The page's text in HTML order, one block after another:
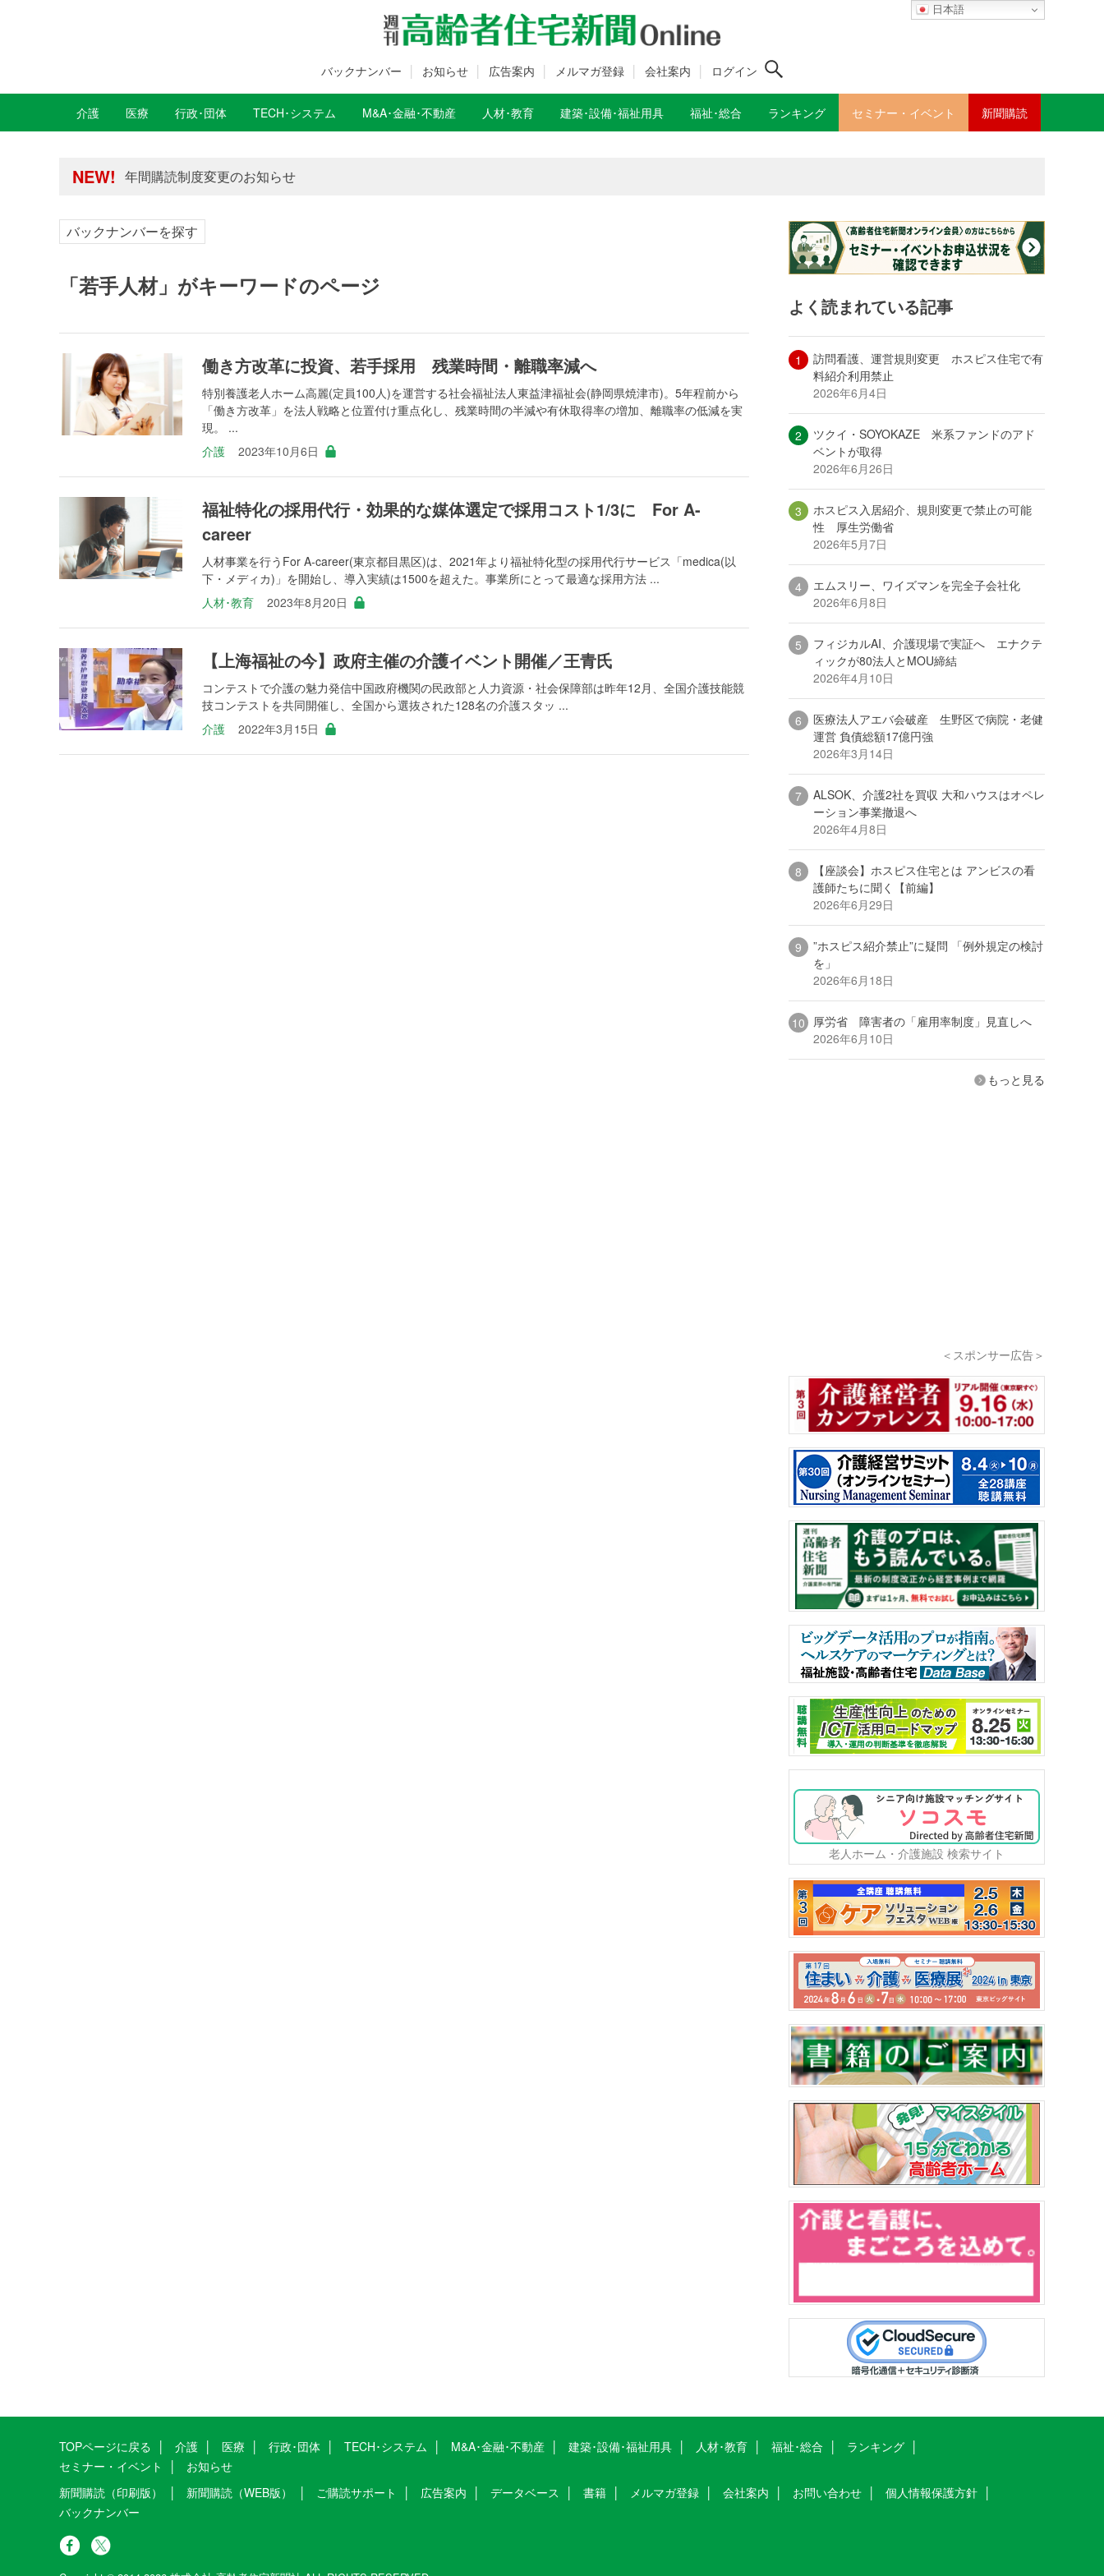
日本語
バックナンバー お知らせ 広告案内 メルマガ登録 会社案内 ログイン
介護 医療 行政･団体 TECH･システム M&A･金融･不動産 人材･教育 建築･設備･福祉用具 福祉･総合 ランキング セミナー・イベント 新聞購読
NEW!
年間購読制度変更のお知らせ
年間購読制度変更のお知らせ
バックナンバーを探す
「若手人材」がキーワードのページ
働き方改革に投資、若手採用 残業時間・離職率減へ
特別養護老人ホーム高麗(定員100人)を運営する社会福祉法人東益津福祉会(静岡県焼津市)。5年程前から
「働き方改革」を法人戦略と位置付け重点化し、残業時間の半減や有休取得率の増加、離職率の低減を実
現。 ...
介護
2023年10月6日
福祉特化の採用代行・効果的な媒体選定で採用コスト1/3に For A-
career
人材事業を行うFor A‐career(東京都目黒区)は、2021年より福祉特化型の採用代行サービス「medica(以
下・メディカ)」を開始し、導入実績は1500を超えた。事業所にとって最適な採用方法 ...
人材･教育
2023年8月20日
【上海福祉の今】政府主催の介護イベント開催／王青氏
コンテストで介護の魅力発信中国政府機関の民政部と人力資源・社会保障部は昨年12月、全国介護技能競
技コンテストを共同開催し、全国から選抜された128名の介護スタッ ...
介護
2022年3月15日
よく読まれている記事
訪問看護、運営規則変更 ホスピス住宅で有
料紹介利用禁止
2026年6月4日
ツクイ・SOYOKAZE 米系ファンドのアド
ベントが取得
2026年6月26日
ホスピス入居紹介、規則変更で禁止の可能
性 厚生労働省
2026年5月7日
エムスリー、ワイズマンを完全子会社化
2026年6月8日
フィジカルAI、介護現場で実証へ エナクテ
ィックが80法人とMOU締結
2026年4月10日
医療法人アエバ会破産 生野区で病院・老健
運営 負債総額17億円強
2026年3月14日
ALSOK、介護2社を買収 大和ハウスはオペレ
ーション事業撤退へ
2026年4月8日
【座談会】ホスピス住宅とは アンビスの看
護師たちに聞く【前編】
2026年6月29日
”ホスピス紹介禁止”に疑問 「例外規定の検討
を」
2026年6月18日
厚労省 障害者の「雇用率制度」見直しへ
2026年6月10日
もっと見る
＜スポンサー広告＞
老人ホーム・介護施設 検索サイト
TOPページに戻る 介護 医療 行政･団体 TECH･システム M&A･金融･不動産 建築･設備･福祉用具 人材･教育 福祉･総合
ランキング
セミナー・イベント
お知らせ
新聞購読（印刷版）
新聞購読（WEB版） ご購読サポート 広告案内 データベース 書籍 メルマガ登録 会社案内 お問い合わせ
個人情報保護方針
バックナンバー